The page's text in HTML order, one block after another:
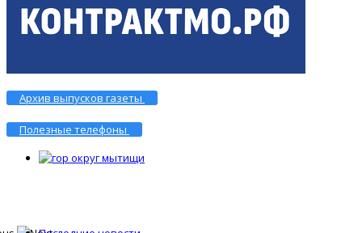
Архив выпусков газеты
Полезные телефоны